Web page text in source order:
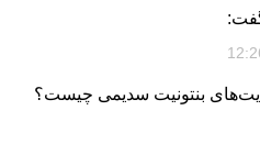
بنتونیت سدیمی چیست؟